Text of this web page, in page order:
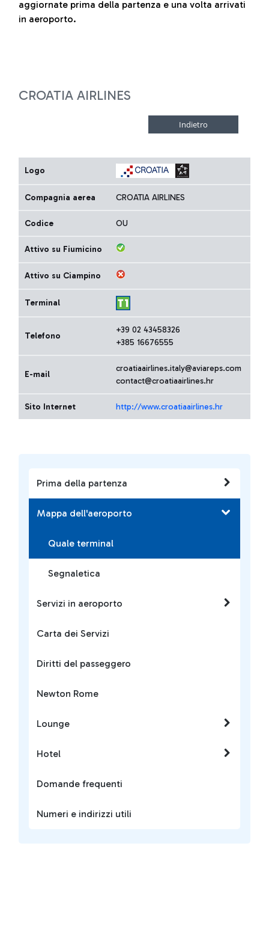
Prima della partenza
Mappa dell'aeroporto
Quale terminal
Segnaletica
Servizi in aeroporto
Carta dei Servizi
Diritti del passeggero
Newton Rome
Lounge
Hotel
Domande frequenti
Numeri e indirizzi utili
aggiornate prima della partenza e una volta arrivati
in aeroporto.
CROATIA AIRLINES
Logo
Compagnia aerea CROATIA AIRLINES
Codice OU
Attivo su Fiumicino
Attivo su Ciampino
Terminal
Telefono
+39 02 43458326
+385 16676555
E-mail
croatiaairlines.italy@aviareps.com
contact@croatiaairlines.hr
Sito Internet http://www.croatiaairlines.hr